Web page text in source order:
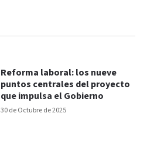
30 de Octubre de 2025
Reforma laboral: los nueve
puntos centrales del proyecto
que impulsa el Gobierno